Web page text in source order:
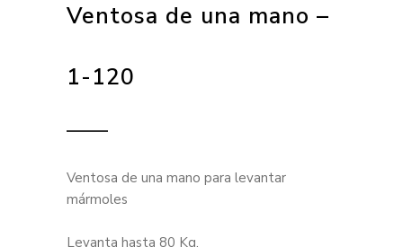
Ventosa de una mano –
1-120
Ventosa de una mano para levantar
mármoles
Levanta hasta 80 Kg.